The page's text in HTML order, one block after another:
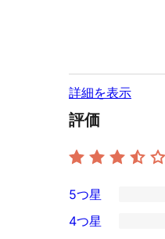
詳細を表示
評価
1
5-
5つ星
4つ星